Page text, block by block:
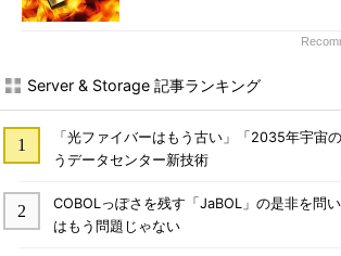
Server & Storage 記事ランキング
「光ファイバーはもう古い」「2035年宇
うデータセンター新技術
COBOLっぽさを残す「JaBOL」の是非を問
はもう問題じゃない